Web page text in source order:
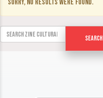
Sorry, no results were found.
Search for:
Search